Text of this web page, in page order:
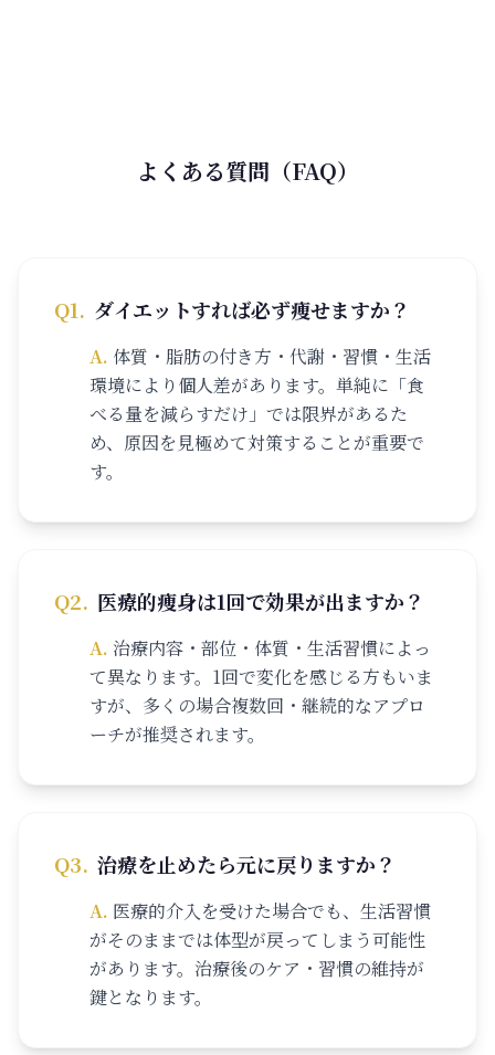
よくある質問（FAQ）
Q1. ダイエットすれば必ず痩せますか？
A. 体質・脂肪の付き方・代謝・習慣・生活
環境により個人差があります。単純に「食
べる量を減らすだけ」では限界があるた
め、原因を見極めて対策することが重要で
す。
Q2. 医療的痩身は1回で効果が出ますか？
A. 治療内容・部位・体質・生活習慣によっ
て異なります。1回で変化を感じる方もいま
すが、多くの場合複数回・継続的なアプロ
ーチが推奨されます。
Q3. 治療を止めたら元に戻りますか？
A. 医療的介入を受けた場合でも、生活習慣
がそのままでは体型が戻ってしまう可能性
があります。治療後のケア・習慣の維持が
鍵となります。